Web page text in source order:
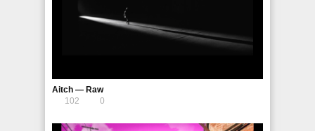
Aitch — Raw
102
0